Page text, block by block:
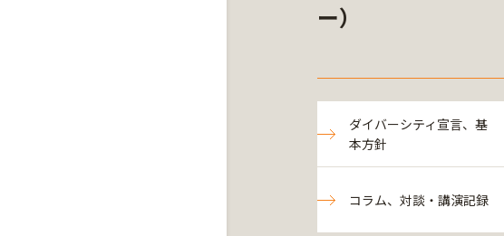
ー）
ダイバーシティ宣言、基
本方針
コラム、対談・講演記録